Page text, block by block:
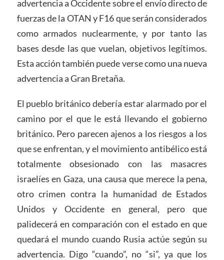
advertencia a Occidente sobre el envío directo de
fuerzas de la OTAN y F16 que serán considerados
como armados nuclearmente, y por tanto las
bases desde las que vuelan, objetivos legítimos.
Esta acción también puede verse como una nueva
advertencia a Gran Bretaña.
El pueblo británico debería estar alarmado por el
camino por el que le está llevando el gobierno
británico. Pero parecen ajenos a los riesgos a los
que se enfrentan, y el movimiento antibélico está
totalmente obsesionado con las masacres
israelíes en Gaza, una causa que merece la pena,
otro crimen contra la humanidad de Estados
Unidos y Occidente en general, pero que
palidecerá en comparación con el estado en que
quedará el mundo cuando Rusia actúe según su
advertencia. Digo “cuando”, no “si”, ya que los